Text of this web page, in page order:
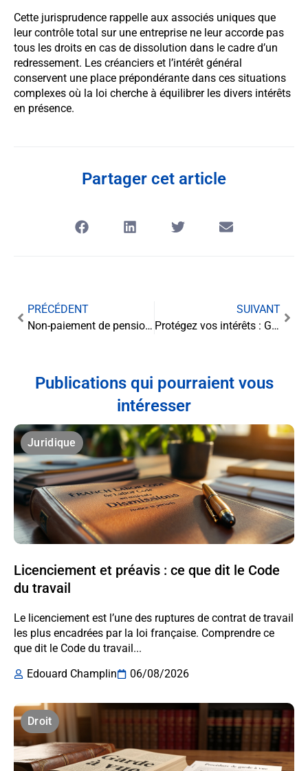
Cette jurisprudence rappelle aux associés uniques que
leur contrôle total sur une entreprise ne leur accorde pas
tous les droits en cas de dissolution dans le cadre d’un
redressement. Les créanciers et l’intérêt général
conservent une place prépondérante dans ces situations
complexes où la loi cherche à équilibrer les divers intérêts
en présence.
Partager cet article
PRÉCÉDENT
Non-paiement de pension alimentaire et droit de visite : un enjeu majeur pour les familles séparées
SUIVANT
Protégez vos intérêts : Guide complet des droits des acheteurs en immobilier neuf
Publications qui pourraient vous
intéresser
Juridique
Licenciement et préavis : ce que dit le Code
du travail
Le licenciement est l’une des ruptures de contrat de travail
les plus encadrées par la loi française. Comprendre ce
que dit le Code du travail...
Edouard Champlin
06/08/2026
Droit